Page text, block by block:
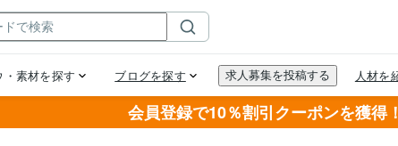
会員登録で10％割引クーポンを獲得！